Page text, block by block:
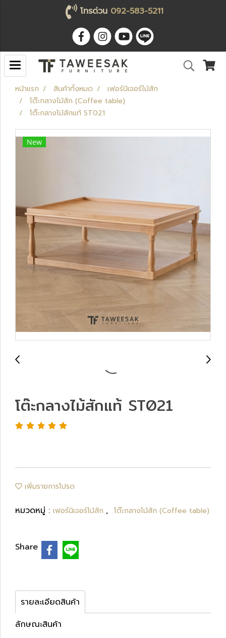
โทรด่วน 092-583-5211
หน้าแรก สินค้าทั้งหมด
เฟอร์นิเจอร์ไม้สัก
โต๊ะกลางไม้สัก (Coffee table)
โต๊ะกลางไม้สักแท้ ST021
New
โต๊ะกลางไม้สักแท้ ST021
เพิ่มรายการโปรด
หมวดหมู่ : เฟอร์นิเจอร์ไม้สัก , โต๊ะกลางไม้สัก (Coffee table)
Share
รายละเอียดสินค้า
ลักษณะสินค้า